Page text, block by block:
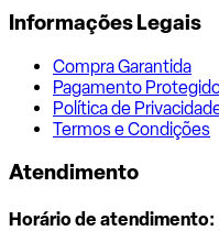
Informações Legais
Compra Garantida
Pagamento
Política de
Termos e Condições
Atendimento
Horário de atendimento: